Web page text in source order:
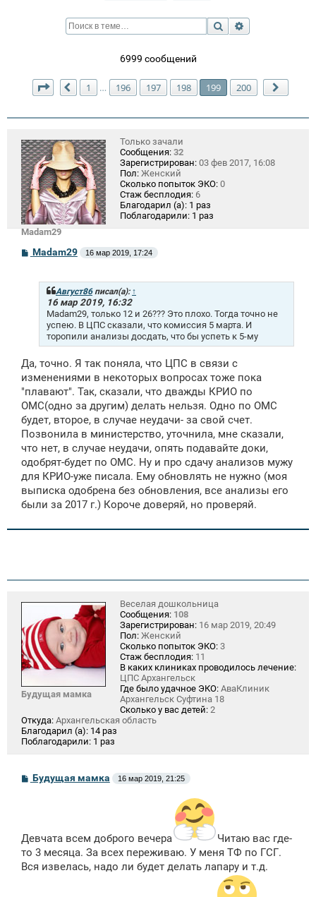
Поиск
6999 сообщений
Страница 199 из200
Пред.
1 … 196 197 198 199 200
Madam29
Только зачали
Сообщения: 32
Зарегистрирован: 03 фев 2017, 16:08
Пол: Женский
Сколько попыток ЭКО: 0
Стаж бесплодия: 6
Благодарил (а): 1 раз
Поблагодарили: 1 раз
СMadam29 16 мар 2019, 17:24
Август86писал(а): ↑
16 мар 2019, 16:32
Madam29, только 12 и 26??? Это плохо. Тогда точно не
успею. В ЦПС сказали, что комиссия 5 марта. И
торопили анализы досдать, что бы успеть к 5-му
Да, точно. Я так поняла, что ЦПС в связи с
изменениями в некоторых вопросах тоже пока
"плавают". Так, сказали, что дважды КРИО по
ОМС(одно за другим) делать нельзя. Одно по ОМС
будет, второе, в случае неудачи- за свой счет.
Позвонила в министерство, уточнила, мне сказали,
что нет, в случае неудачи, опять подавайте доки,
одобрят-будет по ОМС. Ну и про сдачу анализов мужу
для КРИО-уже писала. Ему обновлять не нужно (моя
выписка одобрена без обновления, все анализы его
были за 2017 г.) Короче доверяй, но проверяй.
Будущая мамка
Веселая дошкольница
Сообщения: 108
Зарегистрирован: 16 мар 2019, 20:49
Пол: Женский
Сколько попыток ЭКО: 3
Стаж бесплодия: 11
В каких клиниках проводилось лечение:
ЦПС Архангельск
Где было удачное ЭКО: АваКлиник
Архангельск Суфтина 18
Сколько у вас детей: 2
Откуда: Архангельская область
Благодарил (а): 14 раз
Поблагодарили: 1 раз
С
н
е
Будущая мамка 16 мар 2019, 21:25
Девчата всем доброго вечера
Читаю вас где-
то 3 месяца. За всех переживаю. У меня ТФ по ГСГ.
Вся извелась, надо ли будет делать лапару и т.д.